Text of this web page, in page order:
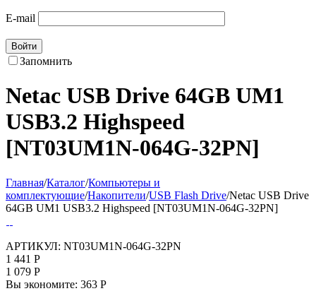
E-mail
Войти
Запомнить
Netac USB Drive 64GB UM1
USB3.2 Highspeed
[NT03UM1N-064G-32PN]
Главная/Каталог/Компьютеры и
комплектующие/Накопители/USB Flash Drive/Netac USB Drive
64GB UM1 USB3.2 Highspeed [NT03UM1N-064G-32PN]
АРТИКУЛ: NT03UM1N-064G-32PN
1 441 Р
1 079 Р
Вы экономите: 363 Р